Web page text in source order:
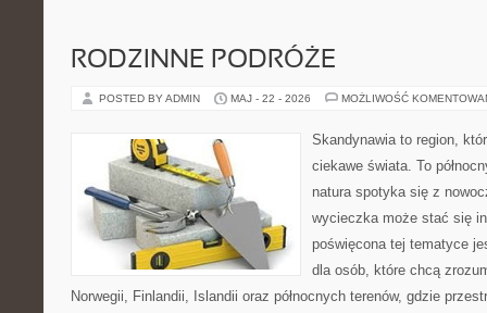
RODZINNE PODRÓŻE
POSTED BY ADMIN MAJ - 22 - 2026 MOŻLIWOŚĆ
Skandynawia to region,
ciekawe świata. To
natura spotyka się z
wycieczka może stać się
poświęcona tej tematyce
dla osób, które chcą
Norwegii, Finlandii, Islandii oraz północnych terenów, gdzie